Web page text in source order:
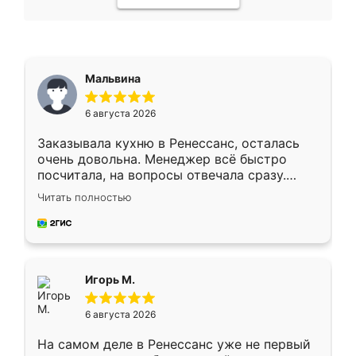
Мальвина
6 августа 2026
Заказывала кухню в Ренессанс, осталась
очень довольна. Менеджер всё быстро
посчитала, на вопросы отвечала сразу.
Замерщик приехал в субботу, подошёл к
делу со всей ответственностью. Собрали
за день, ребята работали аккуратно, даже
Читать полностью
Игорь М.
6 августа 2026
На самом деле в Ренессанс уже не первый